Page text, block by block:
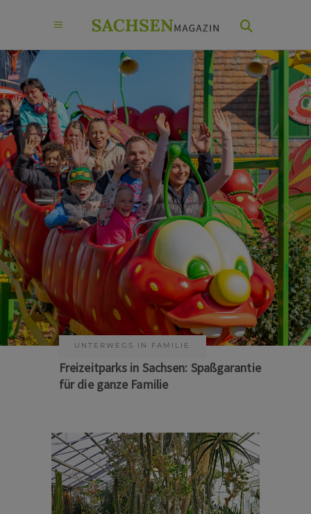
KUNST & KULTUR
Sommer auf Sachsens Theaterbühnen